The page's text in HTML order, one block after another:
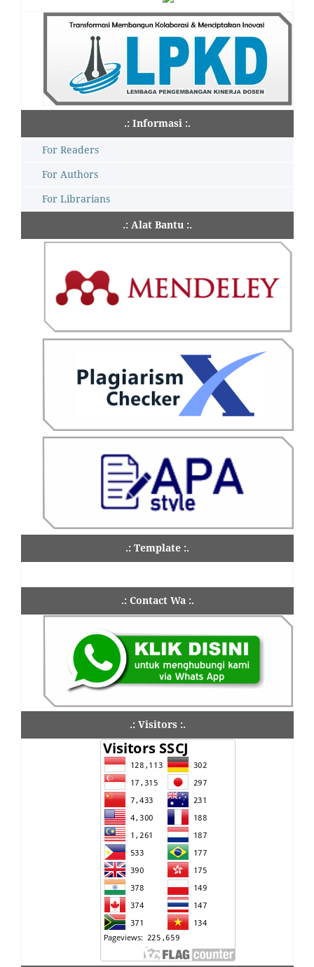
.: Informasi :.
For Readers
For Authors
For Librarians
.: Alat Bantu :.
.: Template :.
.: Contact Wa :.
.: Visitors :.